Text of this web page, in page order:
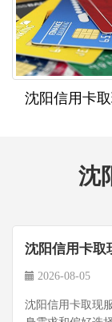
沈阳信用卡
沈
沈阳信用卡取
2026-08-05
沈阳信用卡取现